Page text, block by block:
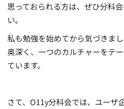
思っておられる方は、ぜひ分科
い。
私も勉強を始めてから気づきま
奥深く、一つのカルチャーをテ
ています。
さて、O11y分科会では、ユーザ